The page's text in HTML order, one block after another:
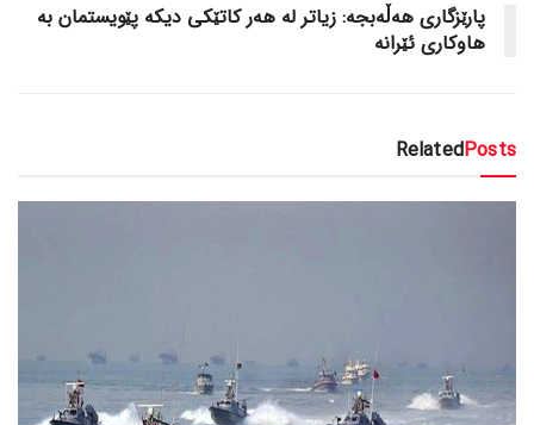
پارێزگاری هەڵەبجە: زیاتر لە هەر کاتێکی دیکە پێویستمان بە
هاوکاری ئێرانە
RelatedPosts